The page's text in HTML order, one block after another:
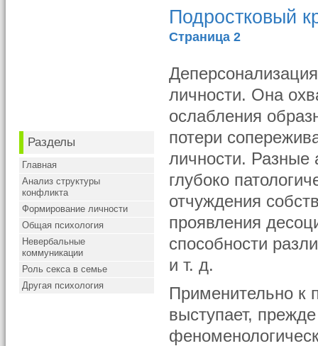
Разделы
Главная
Анализ структуры
конфликта
Формирование личности
Общая психология
Невербальные
коммуникации
Роль секса в семье
Другая психология
Подростковый
Страница 2
личности. Она
ослабления
потери
личности. Разные
глубоко
отчуждения
проявления
способности
и т. д.
Применительно к
выступает,